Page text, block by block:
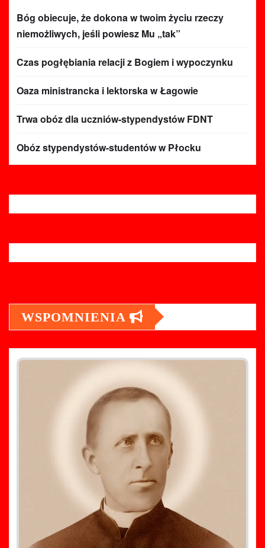
Bóg obiecuje, że dokona w twoim życiu rzeczy
niemożliwych, jeśli powiesz Mu „tak”
Czas pogłębiania relacji z Bogiem i wypoczynku
Oaza ministrancka i lektorska w Łagowie
Trwa obóz dla uczniów-stypendystów FDNT
Obóz stypendystów-studentów w Płocku
WSPOMNIENIA